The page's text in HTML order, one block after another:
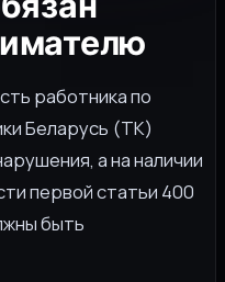
работника по
Беларусь (ТК)
а на наличии
первой статьи 400
быть